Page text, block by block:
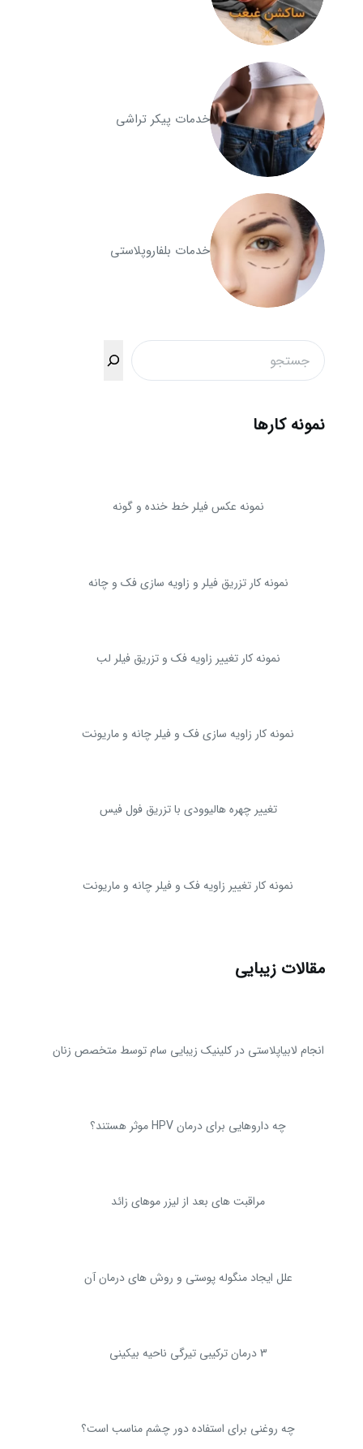
خدمات پیکر تراشی
خدمات بلفاروپلاستی
جستجو
نمونه کارها
نمونه عکس فیلر خط خنده و گونه
نمونه کار تزریق فیلر و زاویه سازی فک و چانه
نمونه کار تغییر زاویه فک و تزریق فیلر لب
نمونه کار زاویه سازی فک و فیلر چانه و ماریونت
تغییر چهره هالیوودی با تزریق فول فیس
نمونه کار تغییر زاویه فک و فیلر چانه و ماریونت
مقالات زیبایی
انجام لابیاپلاستی در کلینیک زیبایی سام توسط متخصص زنان
چه داروهایی برای درمان HPV موثر هستند؟
مراقبت های بعد از لیزر موهای زائد
علل ایجاد منگوله پوستی و روش های درمان آن
3 درمان ترکیبی تیرگی ناحیه بیکینی
چه روغنی برای استفاده دور چشم مناسب است؟